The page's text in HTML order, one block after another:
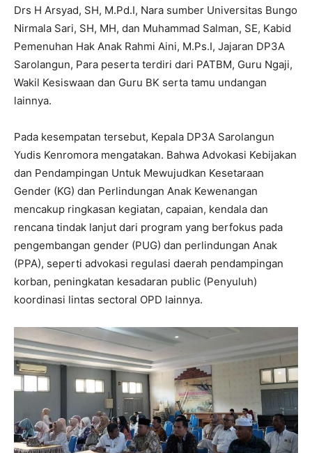
Drs H Arsyad, SH, M.Pd.I, Nara sumber Universitas Bungo
Nirmala Sari, SH, MH, dan Muhammad Salman, SE, Kabid
Pemenuhan Hak Anak Rahmi Aini, M.Ps.I, Jajaran DP3A
Sarolangun, Para peserta terdiri dari PATBM, Guru Ngaji,
Wakil Kesiswaan dan Guru BK serta tamu undangan
lainnya.
Pada kesempatan tersebut, Kepala DP3A Sarolangun
Yudis Kenromora mengatakan. Bahwa Advokasi Kebijakan
dan Pendampingan Untuk Mewujudkan Kesetaraan
Gender (KG) dan Perlindungan Anak Kewenangan
mencakup ringkasan kegiatan, capaian, kendala dan
rencana tindak lanjut dari program yang berfokus pada
pengembangan gender (PUG) dan perlindungan Anak
(PPA), seperti advokasi regulasi daerah pendampingan
korban, peningkatan kesadaran public (Penyuluh)
koordinasi lintas sectoral OPD lainnya.